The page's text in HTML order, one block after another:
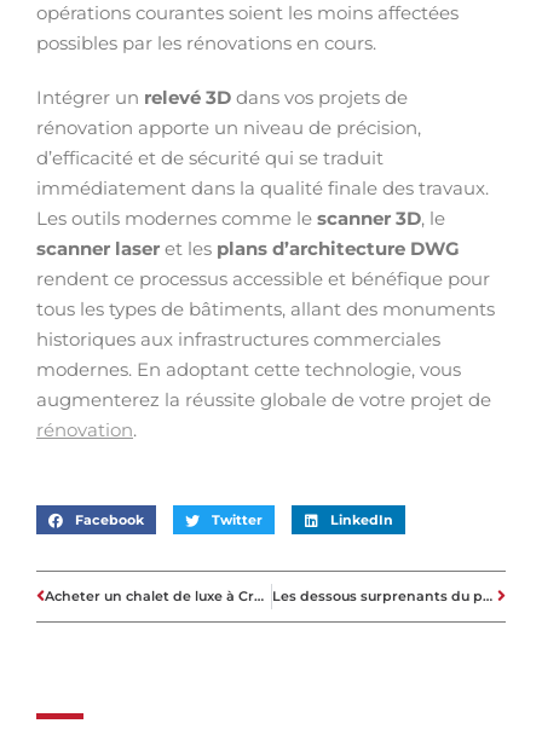
opérations courantes soient les moins affectées
possibles par les rénovations en cours.
Intégrer un relevé 3D dans vos projets de
rénovation apporte un niveau de précision,
d’efficacité et de sécurité qui se traduit
immédiatement dans la qualité finale des travaux.
Les outils modernes comme le scanner 3D, le
scanner laser et les plans d’architecture DWG
rendent ce processus accessible et bénéfique pour
tous les types de bâtiments, allant des monuments
historiques aux infrastructures commerciales
modernes. En adoptant cette technologie, vous
augmenterez la réussite globale de votre projet de
rénovation.
Facebook Twitter LinkedIn
Acheter un chalet de luxe à Crans-Montana, la perle des alpes Suisses Les dessous surprenants du processus de vente immobilière dévoilés